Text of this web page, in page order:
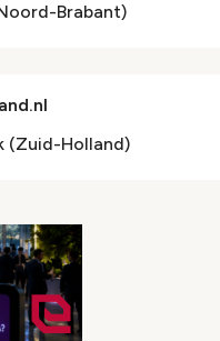
Brabant)
(Zuid-Holland)